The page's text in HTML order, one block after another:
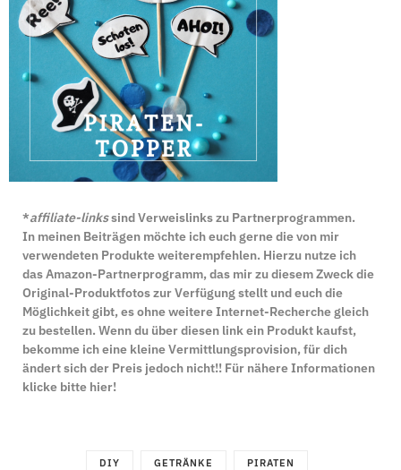
*affiliate-linkssind Verweislinks zu Partnerprogrammen.
In meinen Beiträgen möchte ich euch gerne die von mir
verwendeten Produkte weiterempfehlen. Hierzu nutze ich
das Amazon-Partnerprogramm, das mir zu diesem Zweck die
Original-Produktfotos zur Verfügung stellt und euch die
Möglichkeit gibt, es ohne weitere Internet-Recherche gleich
zu bestellen. Wenn du über diesen link ein Produkt kaufst,
bekomme ich eine kleine Vermittlungsprovision, für dich
ändert sich der Preis jedoch nicht!! Für nähere Informationen
klicke bitte hier!
DIY GETRÄNKE PIRATEN